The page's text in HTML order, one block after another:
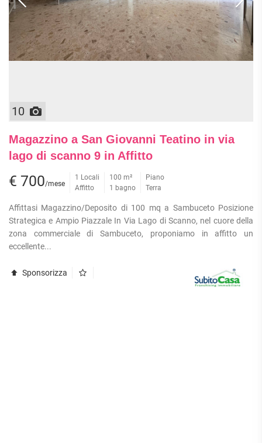
10
Magazzino a San Giovanni Teatino in via
lago di scanno 9 in Affitto
€ 700/mese
1 Locali
Affitto
100 m²
1 bagno
Piano
Terra
Affittasi Magazzino/Deposito di 100 mq a Sambuceto Posizione
Strategica e Ampio Piazzale In Via Lago di Scanno, nel cuore della
zona commerciale di Sambuceto, proponiamo in affitto un
eccellente...
Sponsorizza